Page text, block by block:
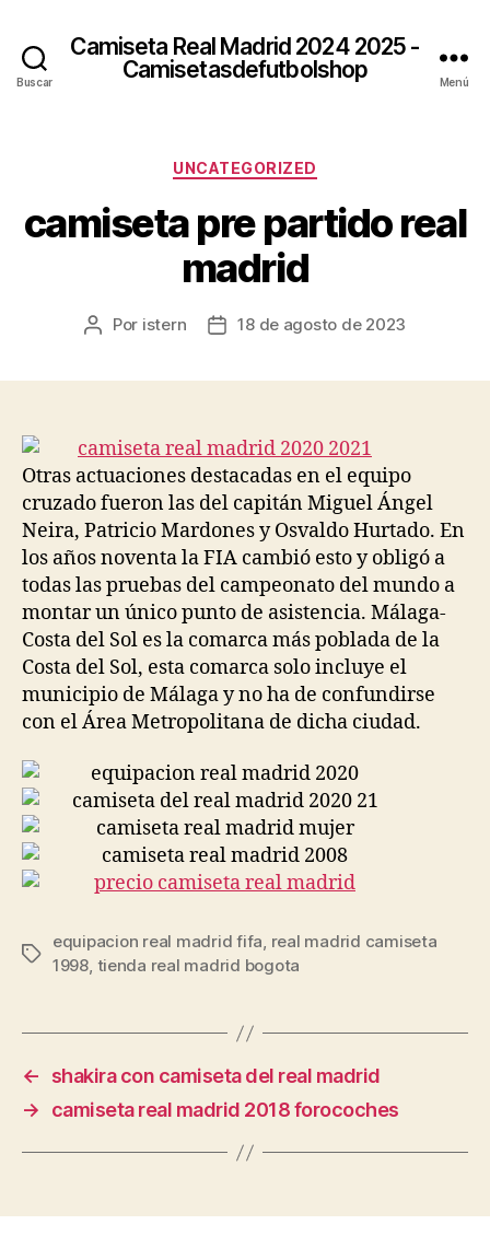
Buscar
Camiseta Real Madrid 2024 2025 -
Camisetasdefutbolshop
Menú
Categorías
UNCATEGORIZED
camiseta pre partido real
madrid
Autor
Por istern
Fecha18 de agosto de 2023
Otras actuaciones destacadas en el equipo
cruzado fueron las del capitán Miguel Ángel
Neira, Patricio Mardones y Osvaldo Hurtado. En
los años noventa la FIA cambió esto y obligó a
todas las pruebas del campeonato del mundo a
montar un único punto de asistencia. Málaga-
Costa del Sol es la comarca más poblada de la
Costa del Sol, esta comarca solo incluye el
municipio de Málaga y no ha de confundirse
con el Área Metropolitana de dicha ciudad.
Etiquetas
equipacion real madrid fifa, real madrid camiseta
1998, tienda real madrid bogota
←
shakira con camiseta del real madrid
→
camiseta real madrid 2018 forocoches